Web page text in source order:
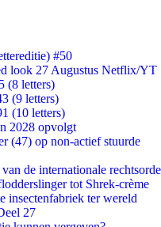
#50
look 27 Augustus Netflix/YT
(8 letters)
(9 letters)
(10 letters)
2028 opvolgt
(47) op non-actief stuurde
de internationale rechtsorde
tot Shrek-crème
insectenfabriek ter wereld
27